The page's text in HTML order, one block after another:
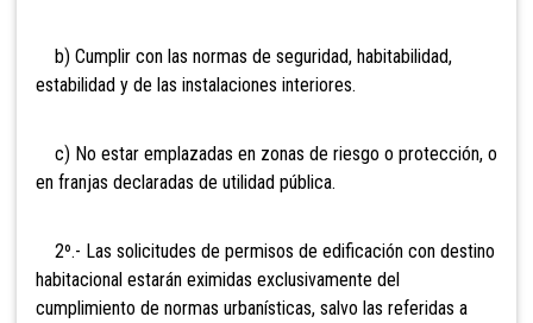
b) Cumplir con las normas de seguridad, habitabilidad,
estabilidad y de las instalaciones interiores.
c) No estar emplazadas en zonas de riesgo o protección, o
en franjas declaradas de utilidad pública.
2º.- Las solicitudes de permisos de edificación con destino
habitacional estarán eximidas exclusivamente del
cumplimiento de normas urbanísticas, salvo las referidas a